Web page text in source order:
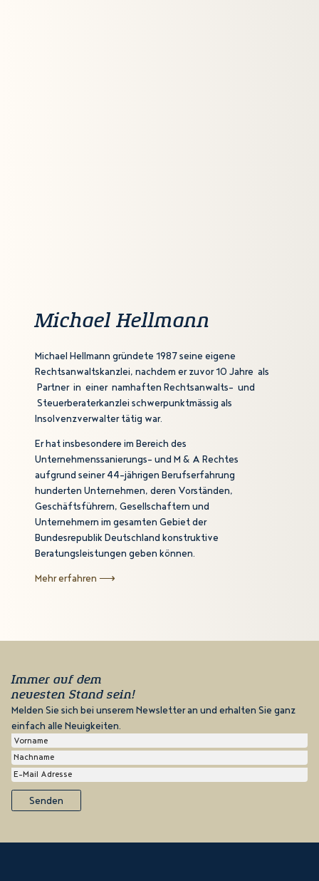
Michael Hellmann
Michael Hellmann gründete 1987 seine eigene
Rechtsanwaltskanzlei, nachdem er zuvor 10 Jahre als
Partner in einer namhaften Rechtsanwalts- und
Steuerberaterkanzlei schwerpunktmässig als
Insolvenzverwalter tätig war.
Er hat insbesondere im Bereich des
Unternehmenssanierungs- und M & A Rechtes
aufgrund seiner 44-jährigen Berufserfahrung
hunderten Unternehmen, deren Vorständen,
Geschäftsführern, Gesellschaftern und
Unternehmern im gesamten Gebiet der
Bundesrepublik Deutschland konstruktive
Beratungsleistungen geben können.
Mehr erfahren ⟶
Immer auf dem
neuesten Stand sein!
Melden Sie sich bei unserem Newsletter an und erhalten Sie ganz
einfach alle Neuigkeiten.
Senden